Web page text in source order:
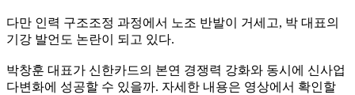
다만 인력 구조조정 과정에서 노조 반발이 거세고, 박 대표의
기강 발언도 논란이 되고 있다.
박창훈 대표가 신한카드의 본연 경쟁력 강화와 동시에 신사업
다변화에 성공할 수 있을까. 자세한 내용은 영상에서 확인할